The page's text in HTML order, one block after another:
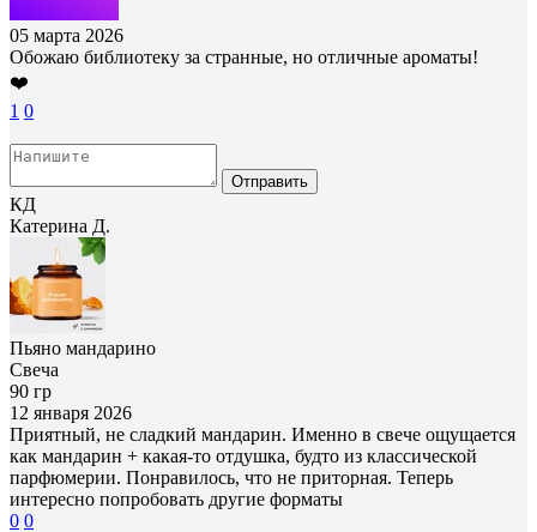
05 марта 2026
Обожаю библиотеку за странные, но отличные ароматы!
❤️
1 0
Отправить
КД
Катерина Д.
Пьяно мандарино
Свеча
90 гр
12 января 2026
Приятный, не сладкий мандарин. Именно в свече ощущается
как мандарин + какая-то отдушка, будто из классической
парфюмерии. Понравилось, что не приторная. Теперь
интересно попробовать другие форматы
0 0